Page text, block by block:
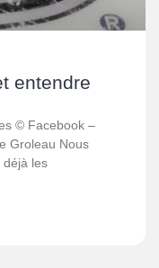
entendre
© Facebook –
Groleau Nous
déjà les